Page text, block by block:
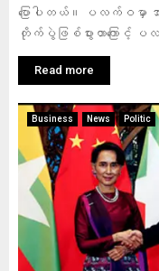
ပြောပါတယ်။ ပလက်ဝမှ
တိုက်ပွဲဖြစ်ပွားတာကြောင့်
Read more
Business News Politic